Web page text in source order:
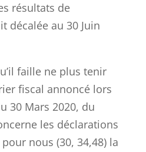
résultats de
décalée au 30 Juin
faille ne plus tenir
fiscal annoncé lors
30 Mars 2020, du
les déclarations
nous (30, 34,48) la